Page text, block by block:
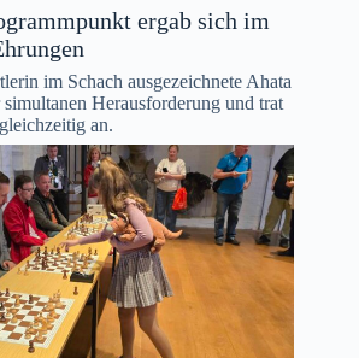
ergab sich im
im Schach ausgezeichnete Ahata
Herausforderung und trat
an.